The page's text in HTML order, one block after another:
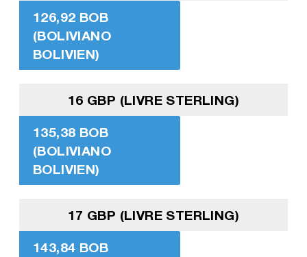
126,92 BOB
(BOLIVIANO
BOLIVIEN)
16 GBP (LIVRE STERLING)
135,38 BOB
(BOLIVIANO
BOLIVIEN)
17 GBP (LIVRE STERLING)
143,84 BOB